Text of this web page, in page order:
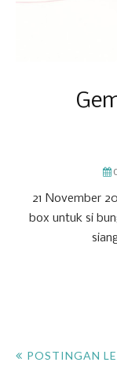
21 November
box untuk si
POSTINGAN